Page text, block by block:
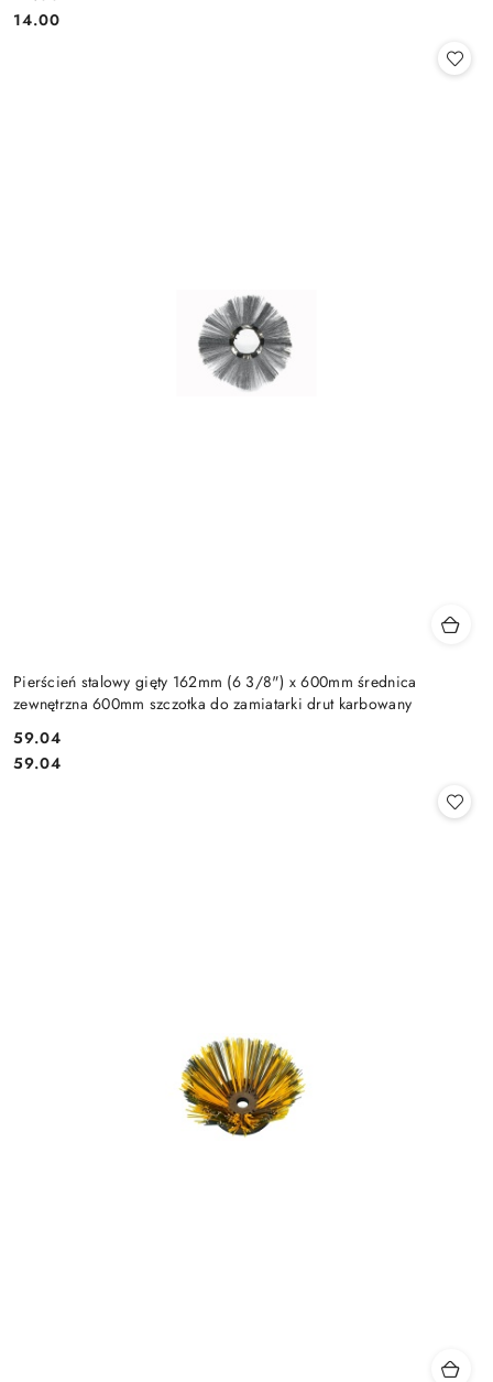
Cena:
Cena:
14.00
Pierścień stalowy gięty 162mm (6 3/8") x 600mm średnica
zewnętrzna 600mm szczotka do zamiatarki drut karbowany
Cena:
59.04
Cena:
59.04